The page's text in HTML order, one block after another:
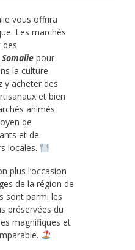
vous offrira
Les marchés
des
pour
la culture
y acheter des
et bien
animés
de
et de
locales.
plus l’occasion
de la région de
sont parmi les
préservées du
magnifiques et